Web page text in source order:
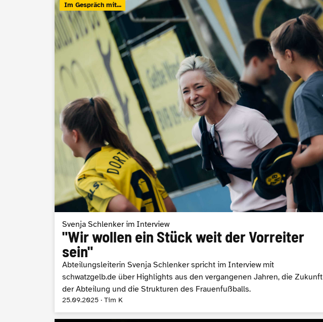
Im Gespräch mit...
Svenja Schlenker im Interview
"Wir wollen ein Stück weit der Vorreiter
sein"
Abteilungsleiterin Svenja Schlenker spricht im Interview mit
schwatzgelb.de über Highlights aus den vergangenen Jahren, die Zukunft
der Abteilung und die Strukturen des Frauenfußballs.
25.09.2025 · Tim K